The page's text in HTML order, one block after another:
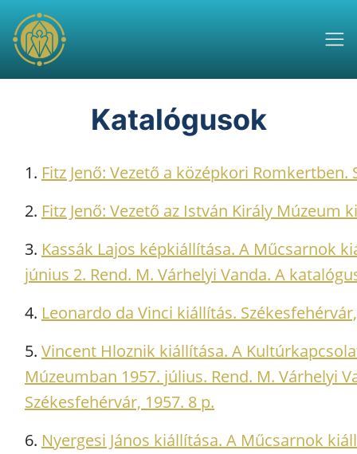
Katalógusok
1. Fitz Jenő: Vezető a középkori Romkertben.
2. Fitz Jenő: Vezető az István Király Múzeum
3. Kassák Lajos képkiállítása. A Műcsarnok
június 2. Rend. M. Várhelyi Vanda. A
4. Leonardo da Vinci kiállítás.
5. Vincent Hloznik kiállítása. A
Múzeumban 1957. július. Rend. M. Várhelyi
Székesfehérvár, 1957. 8 p.
6. Nyergesi János kiállítása. A Műcsarnok